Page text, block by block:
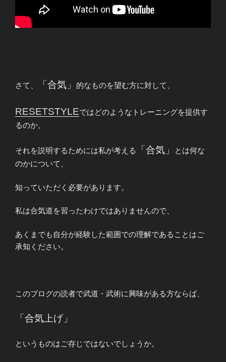
さて、 「合気」 的なものを望む方に対して、
RESETSTYLEではどのようなトレーニングを提供す
るのか。
それを説明するためには私が考える 「合気」
とは何な
のかについて、
知っていただく必要があります。
私は合気道を習ったわけではありませんので、
あくまでも自分が経験した範囲での理解であることはご
承知ください。
このブログの読者で武道・武術に興味がある方ならば、
「合気上げ」
というものはご存じではないでしょうか。